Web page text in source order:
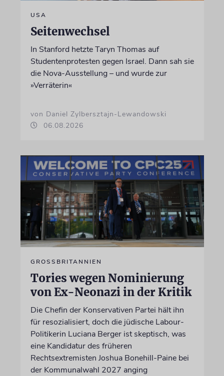
USA
Seitenwechsel
In Stanford hetzte Taryn Thomas auf
Studentenprotesten gegen Israel. Dann sah sie
die Nova-Ausstellung – und wurde zur
»Verräterin«
von Daniel Zylbersztajn-Lewandowski
06.08.2026
GROSSBRITANNIEN
Tories wegen Nominierung
von Ex-Neonazi in der Kritik
Die Chefin der Konservativen Partei hält ihn
für resozialisiert, doch die jüdische Labour-
Politikerin Luciana Berger ist skeptisch, was
eine Kandidatur des früheren
Rechtsextremisten Joshua Bonehill-Paine bei
der Kommunalwahl 2027 anging